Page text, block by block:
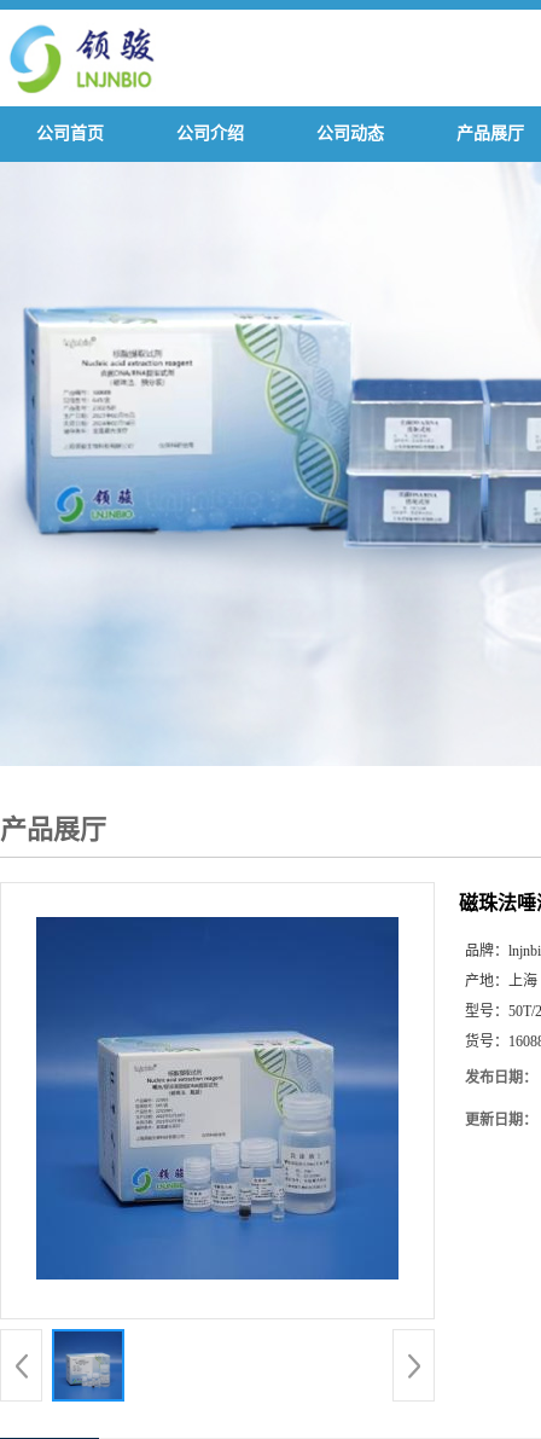
公司首页 公司介绍 公司动态 产品展厅
产品展厅
磁珠法
品牌：
产地： 上海
型号： 50T/
货号：
发布日期：
更新日期：